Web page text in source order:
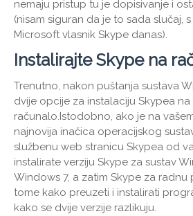
nemaju pristup tu je dopisivanje i
(nisam siguran da je to sada slučaj,
Microsoft vlasnik Skype danas).
Instalirajte Skype na
Trenutno, nakon puštanja sustava
dvije opcije za instalaciju Skypea na
računalo.Istodobno, ako je na
najnovija inačica operacijskog
službenu web stranicu Skypea od
instalirate verziju Skype za sustav
Windows 7, a zatim Skype za radnu
tome kako preuzeti i instalirati
kako se dvije verzije razlikuju.